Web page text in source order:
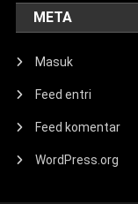
META
Masuk
Feed entri
Feed komentar
WordPress.org